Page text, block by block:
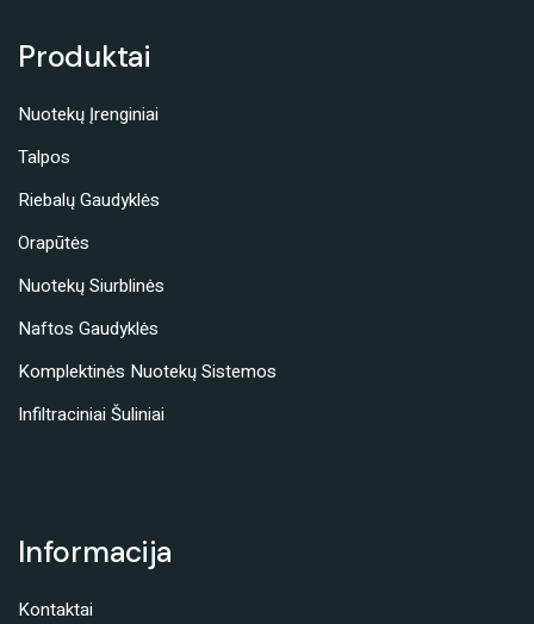
Produktai
Nuotekų Įrenginiai
Talpos
Riebalų Gaudyklės
Orapūtės
Nuotekų Siurblinės
Naftos Gaudyklės
Komplektinės Nuotekų Sistemos
Infiltraciniai Šuliniai
Informacija
Kontaktai